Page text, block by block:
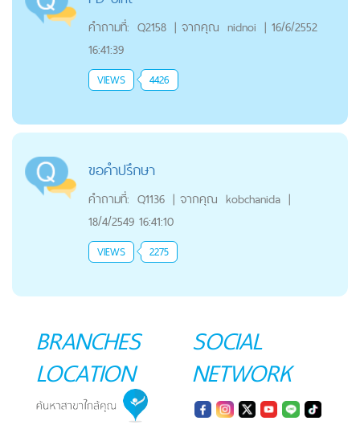
คำถามที่: Q2158 | จากคุณ nidnoi | 16/6/2552
16:41:39
VIEWS 4426
ขอคำปรึกษา
คำถามที่: Q1136 | จากคุณ kobchanida |
18/4/2549 16:41:10
VIEWS 2275
BRANCHES
LOCATION
SOCIAL
NETWORK